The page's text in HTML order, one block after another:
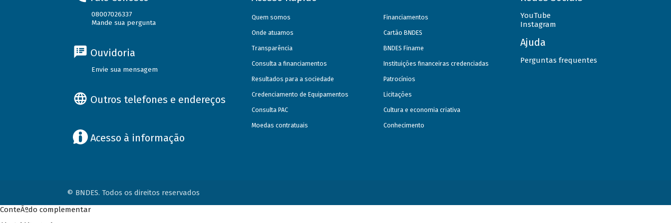
08007026337
Mande sua pergunta
Ouvidoria
Envie sua mensagem
Outros telefones e endereços
Acesso à informação
Quem somos
Onde atuamos
Transparência
Consulta a financiamentos
Resultados para a sociedade
Credenciamento de Equipamentos
Consulta PAC
Moedas contratuais
Financiamentos
Cartão BNDES
BNDES Finame
Instituições financeiras credenciadas
Patrocínios
Licitações
Cultura e economia criativa
Conhecimento
YouTube
Instagram
Ajuda
Perguntas frequentes
© BNDES. Todos os direitos reservados
ConteÃºdo complementar